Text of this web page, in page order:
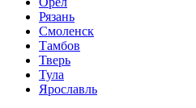
Рязань
Смоленск
Тамбов
Тверь
Тула
Ярославль